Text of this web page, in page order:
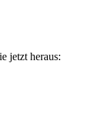
jetzt heraus: